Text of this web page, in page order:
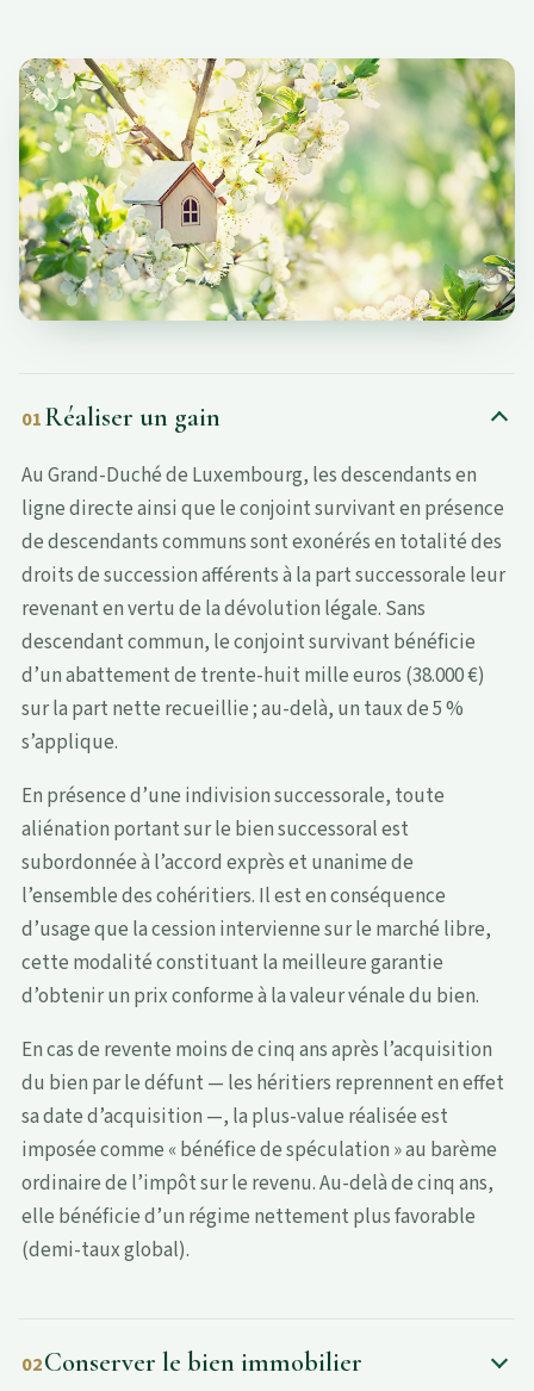
01Réaliser un gain
Au Grand-Duché de Luxembourg, les descendants en
ligne directe ainsi que le conjoint survivant en présence
de descendants communs sont exonérés en totalité des
droits de succession afférents à la part successorale leur
revenant en vertu de la dévolution légale. Sans
descendant commun, le conjoint survivant bénéficie
d’un abattement de trente-huit mille euros (38.000 €)
sur la part nette recueillie ; au-delà, un taux de 5 %
s’applique.
En présence d’une indivision successorale, toute
aliénation portant sur le bien successoral est
subordonnée à l’accord exprès et unanime de
l’ensemble des cohéritiers. Il est en conséquence
d’usage que la cession intervienne sur le marché libre,
cette modalité constituant la meilleure garantie
d’obtenir un prix conforme à la valeur vénale du bien.
En cas de revente moins de cinq ans après l’acquisition
du bien par le défunt — les héritiers reprennent en effet
sa date d’acquisition —, la plus-value réalisée est
imposée comme « bénéfice de spéculation » au barème
ordinaire de l’impôt sur le revenu. Au-delà de cinq ans,
elle bénéficie d’un régime nettement plus favorable
(demi-taux global).
02Conserver le bien immobilier